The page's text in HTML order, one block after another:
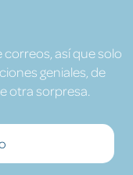
así que solo
geniales, de
otra sorpresa.